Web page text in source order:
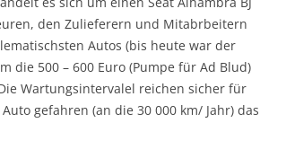
den Zulieferern und Mitabrbeitern
Autos (bis heute war der
die 500 – 600 Euro (Pumpe für Ad Blud)
Wartungsintervalel reichen sicher für
gefahren (an die 30 000 km/ Jahr) das